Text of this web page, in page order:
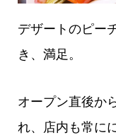
デザートのピー
き、満足。
オープン直後か
れ、店内も常に